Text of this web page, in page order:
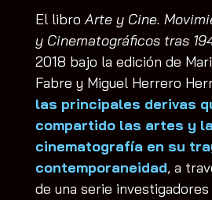
El libroArte y Cine.
y Cinematográficos tras
2018 bajo la edición de
Fabre y Miguel Herrero
las principales derivas
compartido las artes y la
cinematografía en su
contemporaneidad, a
de una serie